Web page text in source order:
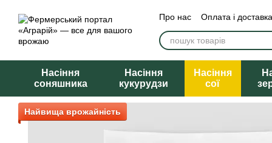
Про нас Оплата і доставка
Насіння
соняшника
Насіння
кукурудзи
Насіння
сої
Найвища врожайність